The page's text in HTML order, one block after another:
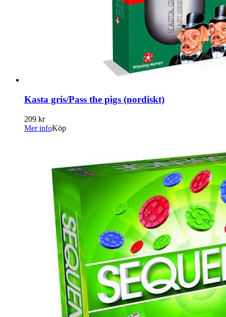
Kasta gris/Pass the pigs (nordiskt)
209 kr
Mer infoKöp